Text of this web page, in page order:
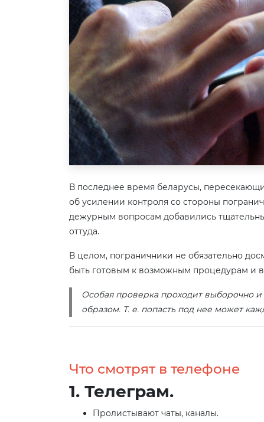
В последнее время беларусы,
об усилении контроля со стороны
дежурным вопросам добавились
оттуда.
В целом, пограничники не обязательно
быть готовым к возможным процедурам и
Особая проверка проходит выборочно
образом. Т. е. попасть под нее может
Что смотрят в телефоне
1. Телеграм.
Пролистывают чаты, каналы.